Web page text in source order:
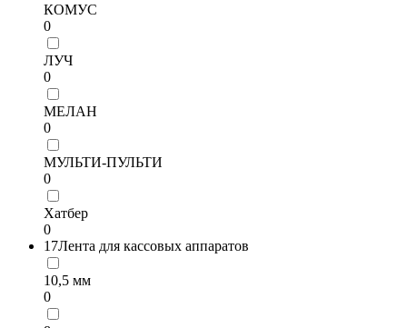
КОМУС
0
ЛУЧ
0
МЕЛАН
0
МУЛЬТИ-ПУЛЬТИ
0
Хатбер
0
17Лента для кассовых аппаратов
10,5 мм
0